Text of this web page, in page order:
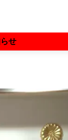
せ